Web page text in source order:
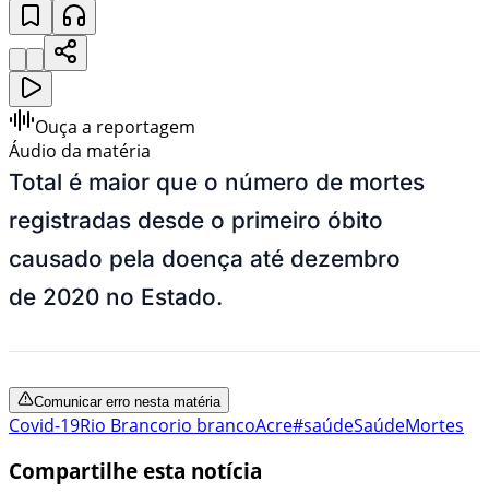
Ouça a reportagem
Áudio da matéria
Total é maior que o número de mortes
registradas desde o primeiro óbito
causado pela doença até dezembro
de 2020 no Estado.
Comunicar erro nesta matéria
Covid-19Rio Brancorio brancoAcre#saúdeSaúdeMortes
Compartilhe esta notícia